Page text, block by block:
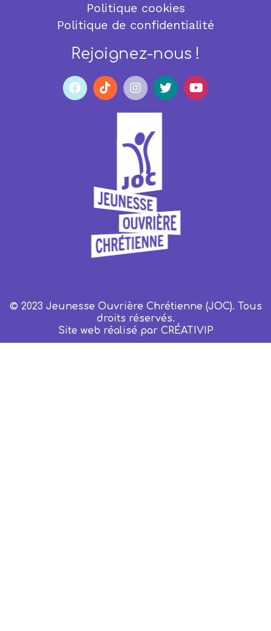
Politique cookies
Politique de confidentialité
Rejoignez-nous !
© 2023 Jeunesse Ouvrière Chrétienne (JOC). Tous
droits réservés.
Site web réalisé par CRÉATIVIP